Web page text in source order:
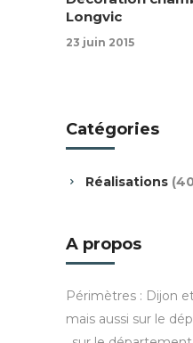
Longvic
23 juin 2015
Catégories
Réalisations
A propos
Périmètres : Dijon
mais aussi sur le